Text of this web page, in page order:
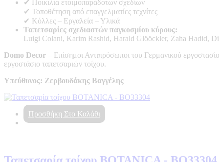
✔ Ποικιλία ετοιμοπαράδοτων σχεδίων
✔ Τοποθέτηση από επαγγελματίες τεχνίτες
✔ Κόλλες – Εργαλεία – Υλικά
Ταπετσαρίες σχεδιαστών παγκοσμίου κύρους:
Luigi Colani, Karim Rashid, Harald Glööckler, Zaha Hadid,
Domo Decor – Επίσημοι Αντιπρόσωποι του Γερμανικού
εργοστάσιο ταπετσαριών τοίχου.
Yπεύθυνος: Ζερβουδάκης Βαγγέλης
Προσθήκη Στο Καλάθι